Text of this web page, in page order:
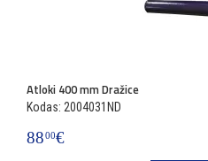
Atloki 400 mm Dražice
Kodas: 2004031ND
8800€